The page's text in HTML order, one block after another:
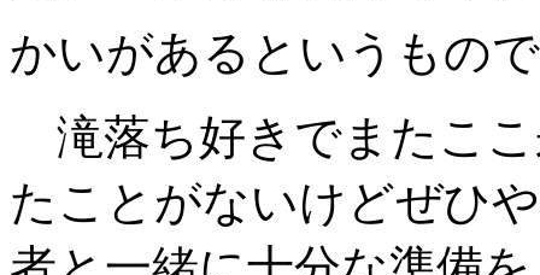
かいがあるというもの
滝落ち好きでまたこ
たことがないけどぜひ